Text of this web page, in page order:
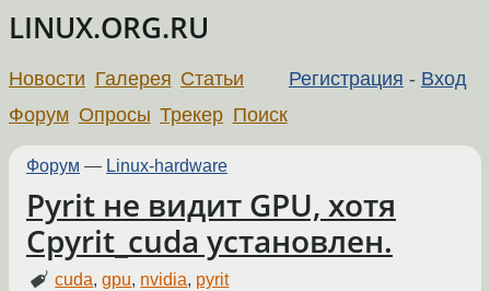
LINUX.ORG.RU
Регистрация - Вход
Новости Галерея Статьи
Форум Опросы Трекер Поиск
Форум — Linux-hardware
Pyrit не видит GPU, хотя
Cpyrit_cuda установлен.
cuda,gpu, nvidia, pyrit